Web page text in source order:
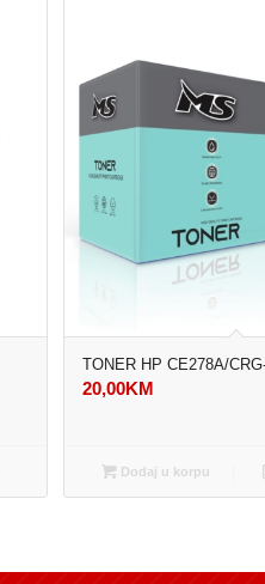
TONER HP CE278A/
20,00KM
Dodaj u korpu